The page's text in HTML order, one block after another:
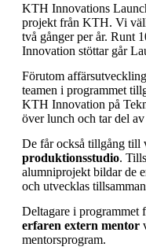
KTH Innovations
projekt från KTH. Vi
två gånger per år. Runt
Innovation stöttar går
Förutom
teamen i programmet
KTH Innovation på
över lunch och tar del
De får också tillgång till
produktionsstudio.
alumniprojekt bildar de
och utvecklas
Deltagare i programmet
erfaren extern mentor
mentorsprogram.